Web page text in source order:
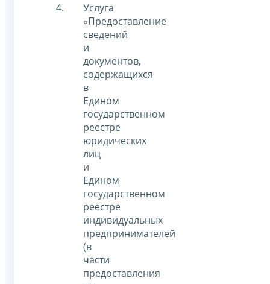
Услуга
«Предоставление
сведений
и
документов,
содержащихся
в
Едином
государственном
реестре
юридических
лиц
и
Едином
государственном
реестре
индивидуальных
предпринимателей
(в
части
предоставления